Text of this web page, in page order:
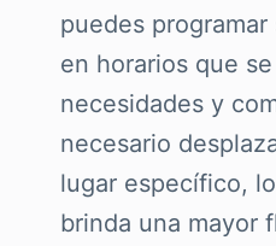
puedes
en horarios que
necesidades y
necesario
lugar específico,
brinda una mayor